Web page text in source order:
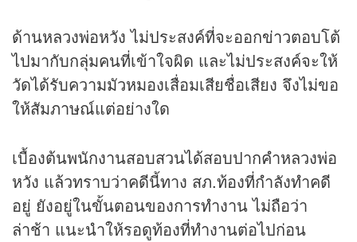
ด้านหลวงพ่อหวัง ไม่ประสงค์ที่จะออกข่าวตอบโต้
ไปมากับกลุ่มคนที่เข้าใจผิด และไม่ประสงค์จะให้
วัดได้รับความมัวหมองเสื่อมเสียชื่อเสียง จึงไม่ขอ
ให้สัมภาษณ์แต่อย่างใด
เบื้องต้นพนักงานสอบสวนได้สอบปากคำหลวงพ่อ
หวัง แล้วทราบว่าคดีนี้ทาง สภ.ท้องที่กำลังทำคดี
อยู่ ยังอยู่ในขั้นตอนของการทำงาน ไม่ถือว่า
ล่าช้า แนะนำให้รอดูท้องที่ทำงานต่อไปก่อน